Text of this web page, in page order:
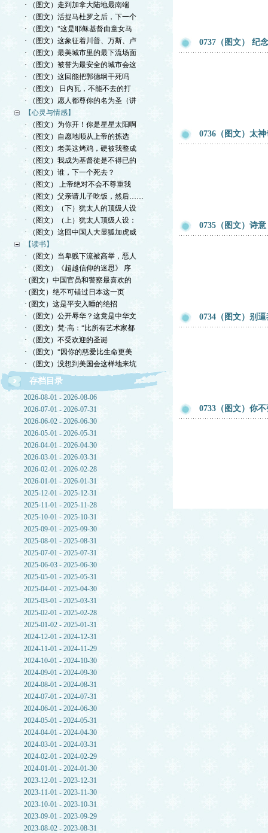
· （图文）走到加拿大陆地最南端
· （图文）活捉马杜罗之后，下一个
· （图文）“这是耶稣基督由童女马
· （图文）这象征着川普、万斯、卢
· （图文）最美城市里的最下流场面
· （图文）被誉为最安全的城市会这
· （图文）这回能把郭德纲干死吗
· （图文） 日内瓦，不能不去的打
· （图文）愿人都尊你的名为圣（讲
【心灵与情感】
· （图文）为你开！你是星星太阳啊
· （图文）自愿地顺从上帝的拣选
· （图文）老美这烤鸡，硬被我整成
· （图文）我成为基督徒是不得已的
· （图文）谁，下一个死去？
· （图文） 上帝绝对不会不尊重我
· （图文）父亲请儿子吃饭，然后……
· （图文）（下）犹太人的顶级人设
· （图文）（上）犹太人顶级人设：
· （图文）这回中国人大显狐加虎威
【读书】
· （图文）当卑贱下流被高举，恶人
· （图文）《超越信仰的迷思》 序
· (图文）中国官员和警察最喜欢的
· (图文）绝不可错过日本这一页
· (图文）这是平安入睡的绝招
· （图文）公开辱华？这竟是中华文
· （图文）梵·高：“比所有艺术家都
· （图文）不受欢迎的圣诞
· （图文）“因你的慈爱比生命更美
· （图文）没想到美国会这样地来坑
存档目录
2026-08-01 - 2026-08-06
2026-07-01 - 2026-07-31
2026-06-02 - 2026-06-30
2026-05-01 - 2026-05-31
2026-04-01 - 2026-04-30
2026-03-01 - 2026-03-31
2026-02-01 - 2026-02-28
2026-01-01 - 2026-01-31
2025-12-01 - 2025-12-31
2025-11-01 - 2025-11-28
2025-10-01 - 2025-10-31
2025-09-01 - 2025-09-30
2025-08-01 - 2025-08-31
2025-07-01 - 2025-07-31
2025-06-03 - 2025-06-30
2025-05-01 - 2025-05-31
2025-04-01 - 2025-04-30
2025-03-01 - 2025-03-31
2025-02-01 - 2025-02-28
2025-01-02 - 2025-01-31
2024-12-01 - 2024-12-31
2024-11-01 - 2024-11-29
2024-10-01 - 2024-10-30
2024-09-01 - 2024-09-30
2024-08-01 - 2024-08-31
2024-07-01 - 2024-07-31
2024-06-01 - 2024-06-30
2024-05-01 - 2024-05-31
2024-04-01 - 2024-04-30
2024-03-01 - 2024-03-31
2024-02-01 - 2024-02-29
2024-01-01 - 2024-01-30
2023-12-01 - 2023-12-31
2023-11-01 - 2023-11-30
2023-10-01 - 2023-10-31
2023-09-01 - 2023-09-29
2023-08-02 - 2023-08-31
0737（图文） 纪
0736（图文）太
0735（图文）诗
0734（图文）别
0733（图文）你